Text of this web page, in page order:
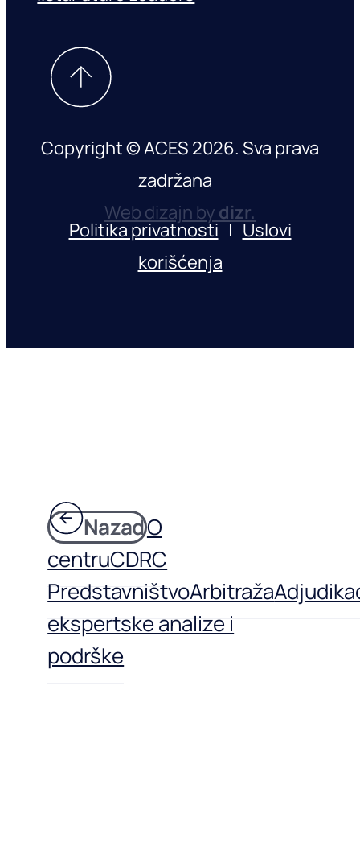
Copyright © ACES 2026. Sva prava
zadržana
Web dizajn bydizr.
Politika privatnosti|Uslovi
korišćenja
NazadO
centruCDRC
PredstavništvoArbitraža
ekspertske analize i
podrške